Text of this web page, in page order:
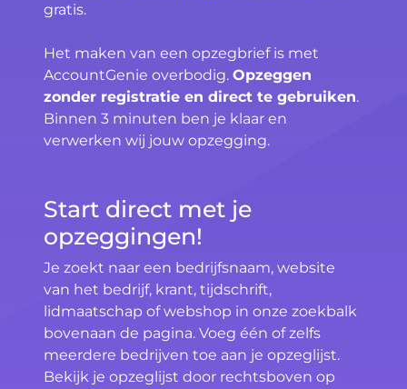
gratis.
Het maken van een opzegbrief is met
AccountGenie overbodig. Opzeggen
zonder registratie en direct te gebruiken.
Binnen 3 minuten ben je klaar en
verwerken wij jouw opzegging.
Start direct met je
opzeggingen!
Je zoekt naar een bedrijfsnaam, website
van het bedrijf, krant, tijdschrift,
lidmaatschap of webshop in onze zoekbalk
bovenaan de pagina. Voeg één of zelfs
meerdere bedrijven toe aan je opzeglijst.
Bekijk je opzeglijst door rechtsboven op